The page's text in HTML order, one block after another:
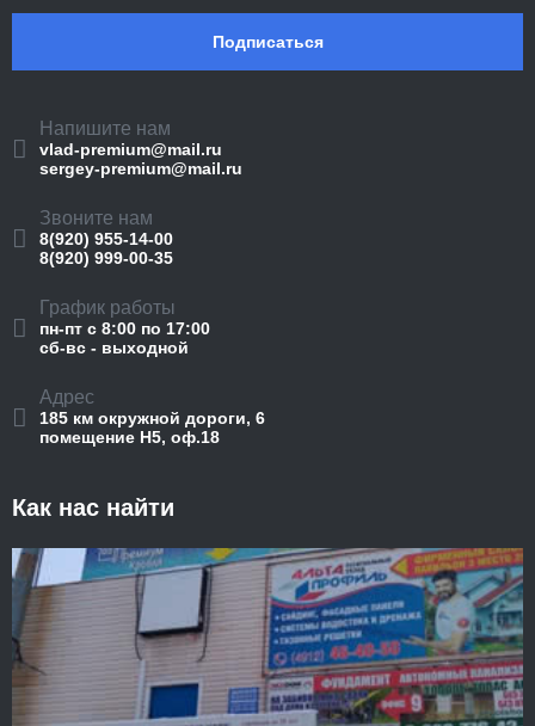
Подписаться
Напишите нам
vlad-premium@mail.ru
sergey-premium@mail.ru
Звоните нам
8(920) 955-14-00
8(920) 999-00-35
График работы
пн-пт с 8:00 по 17:00
сб-вс - выходной
Адрес
185 км окружной дороги, 6
помещение Н5, оф.18
Как нас найти